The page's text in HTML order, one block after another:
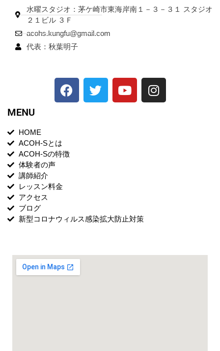
水曜スタジオ：茅ケ崎市東海岸南１－３－３１ スタジオ
２１ビル ３Ｆ
acohs.kungfu@gmail.com
代表：秋葉明子
MENU
HOME
ACOH-Sとは
ACOH-Sの特徴
体験者の声
講師紹介
レッスン料金
アクセス
ブログ
新型コロナウィルス感染拡大防止対策